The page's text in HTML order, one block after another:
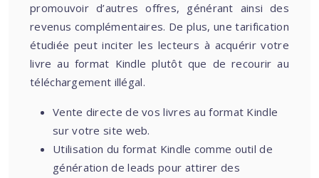
promouvoir d’autres offres, générant ainsi des
revenus complémentaires. De plus, une tarification
étudiée peut inciter les lecteurs à acquérir votre
livre au format Kindle plutôt que de recourir au
téléchargement illégal.
Vente directe de vos livres au format Kindle
sur votre site web.
Utilisation du format Kindle comme outil de
génération de leads pour attirer des